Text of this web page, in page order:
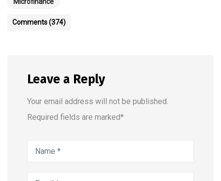
Microfinance
Comments (374)
Leave a Reply
Your email address will not be published.
Required fields are marked*